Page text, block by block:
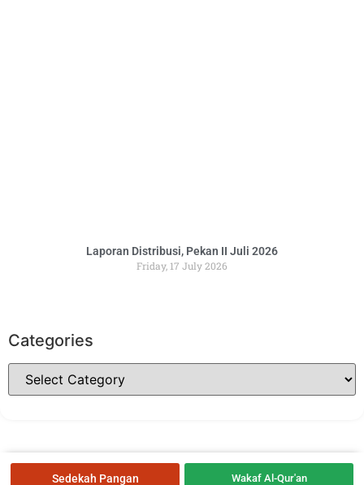
Laporan Distribusi, Pekan II Juli 2026
Friday, 17 July 2026
Categories
Sedekah Pangan Wakaf Al-Qur'an